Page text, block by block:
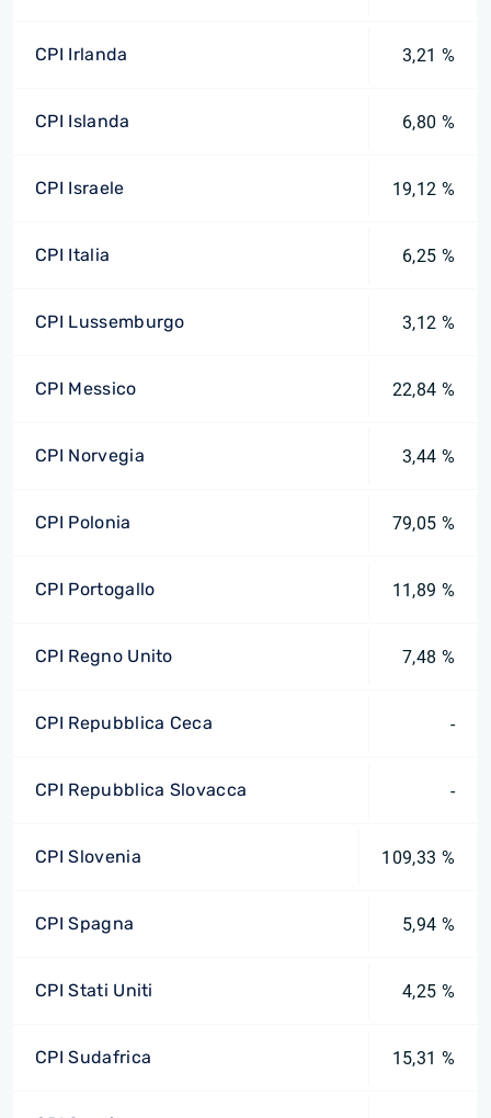
CPI Irlanda 3,21 %
CPI Islanda 6,80 %
CPI Israele 19,12 %
CPI Italia 6,25 %
CPI Lussemburgo 3,12 %
CPI Messico 22,84 %
CPI Norvegia 3,44 %
CPI Polonia 79,05 %
CPI Portogallo 11,89 %
CPI Regno Unito 7,48 %
CPI Repubblica Ceca -
CPI Repubblica Slovacca -
CPI Slovenia 109,33 %
CPI Spagna 5,94 %
CPI Stati Uniti 4,25 %
CPI Sudafrica 15,31 %